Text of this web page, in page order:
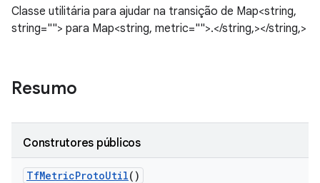
Classe utilitária para ajudar na transição de Map<string,
string=""> para Map<string, metric="">.</string,></string,>
Resumo
Construtores públicos
TfMetricProtoUtil()